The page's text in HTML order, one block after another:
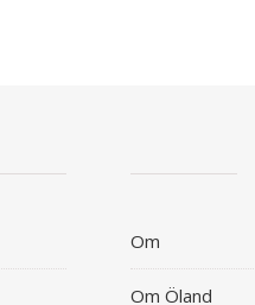
Om
Om Öland